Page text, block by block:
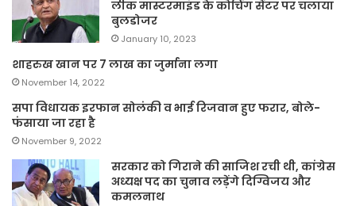
लीक मास्टरमाइंड के कोचिंग सेंटर पर चलाया
बुलडोजर
January 10, 2023
शाहरुख खान पर 7 लाख का जुर्माना लगा
November 14, 2022
सपा विधायक इरफान सोलंकी व भाई रिजवान हुए फरार, बोले-
फंसाया जा रहा है
November 9, 2022
सरकार को गिराने की साजिश रची थी, कांग्रेस
अध्यक्ष पद का चुनाव लड़ेंगे दिग्विजय और
कमलनाथ